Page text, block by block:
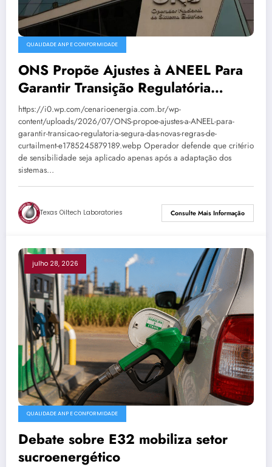
QUALIDADE ANP E CONFORMIDADE
ONS Propõe Ajustes à ANEEL Para
Garantir Transição Regulatória
Segura Das Novas Regras De
Curtailment
https://i0.wp.com/cenarioenergia.com.br/wp-
content/uploads/2026/07/ONS-propoe-ajustes-a-ANEEL-para-
garantir-transicao-regulatoria-segura-das-novas-regras-de-
curtailment-e1785245879189.webp Operador defende que critério
de sensibilidade seja aplicado apenas após a adaptação dos
sistemas…
Texas Oiltech Laboratories Consulte Mais Informação
julho 28, 2026
QUALIDADE ANP E CONFORMIDADE
Debate sobre E32 mobiliza setor
sucroenergético